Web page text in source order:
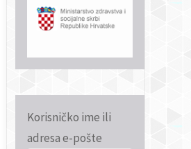
Korisničko ime ili
adresa e-pošte